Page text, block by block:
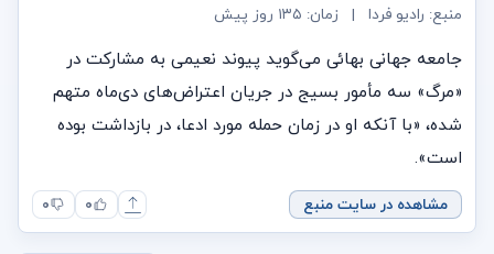
منبع: رادیو فردا | زمان: ۱۳۵ روز پیش
جامعه جهانی بهائی می‌گوید پیوند نعیمی به مشارکت در
«مرگ» سه مأمور بسیج در جریان اعتراض‌های دی‌ماه متهم
شده، «با آنکه او در زمان حمله مورد ادعا، در بازداشت بوده
است».
مشاهده در سایت منبع ۰ ۰